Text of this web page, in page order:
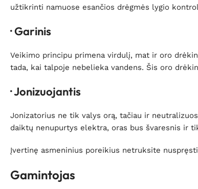
užtikrinti namuose esančios drėgmės lygio
· Garinis
Veikimo principu primena virdulį, mat ir oro
tada, kai talpoje nebelieka vandens. Šis oro
· Jonizuojantis
Jonizatorius ne tik valys orą, tačiau ir
daiktų nenupurtys elektra, oras bus švaresnis ir
Įvertinę asmeninius poreikius netruksite
Gamintojas